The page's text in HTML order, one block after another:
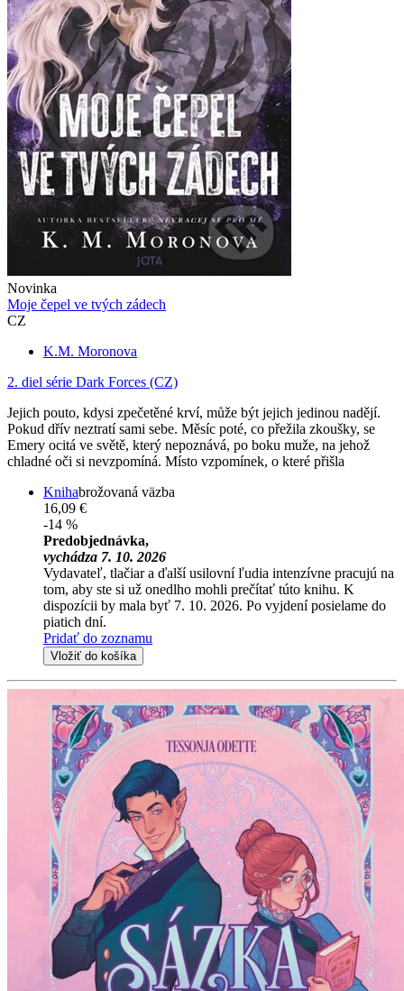
Novinka
Moje čepel ve tvých zádech
CZ
K.M. Moronova
2. diel série Dark Forces (CZ)
Jejich pouto, kdysi zpečetěné krví, může být jejich jedinou nadějí.
Pokud dřív neztratí sami sebe. Měsíc poté, co přežila zkoušky, se
Emery ocitá ve světě, který nepoznává, po boku muže, na jehož
chladné oči si nevzpomíná. Místo vzpomínek, o které přišla
Knihabrožovaná väzba
16,09 €
-14 %
Predobjednávka,
vychádza 7. 10. 2026
Vydavateľ, tlačiar a ďalší usilovní ľudia intenzívne pracujú na
tom, aby ste si už onedlho mohli prečítať túto knihu. K
dispozícii by mala byť 7. 10. 2026. Po vyjdení posielame do
piatich dní.
Pridať do zoznamu
Vložiť do košíka